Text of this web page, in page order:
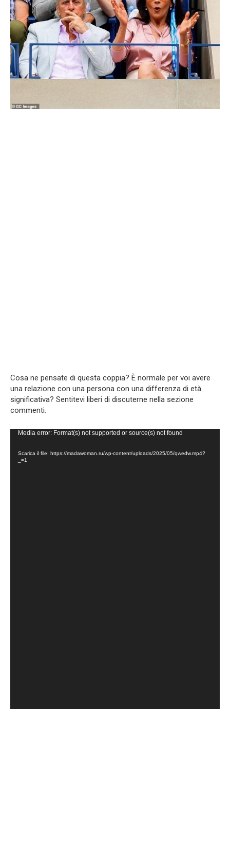
Cosa ne pensate di questa coppia? È normale per voi avere
una relazione con una persona con una differenza di età
significativa? Sentitevi liberi di discuterne nella sezione
commenti.
Video
Media error: Format(s) not supported or source(s) not found
Scarica il file: https://madawoman.ru/wp-content/uploads/2025/05/qwedw.mp4?
_=1